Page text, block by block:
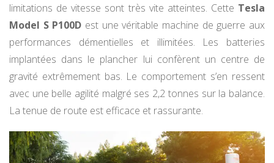
limitations de vitesse sont très vite atteintes. Cette Tesla
Model S P100D est une véritable machine de guerre aux
performances démentielles et illimitées. Les batteries
implantées dans le plancher lui confèrent un centre de
gravité extrêmement bas. Le comportement s’en ressent
avec une belle agilité malgré ses 2,2 tonnes sur la balance.
La tenue de route est efficace et rassurante.